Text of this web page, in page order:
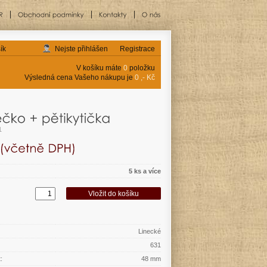
Registrace
Nejste přihlášen
V košíku máte 0 položku
Výsledná cena Vašeho nákupu je 0 ,- Kč
5 ks a více
Linecké
631
48 mm